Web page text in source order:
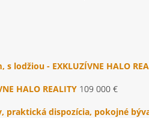
lodžiou - EXKLUZÍVNE HALO
HALO REALITY 109 000 €
praktická dispozícia, pokojné